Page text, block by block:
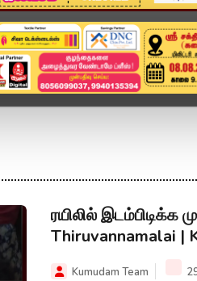
தமிழ்நாடு சினிமா
ரயிலில் இடம்பிடிக்க
Thiruvannamalai |
Kumudam Team